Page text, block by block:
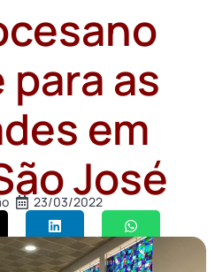
as
em
José
23/03/2022